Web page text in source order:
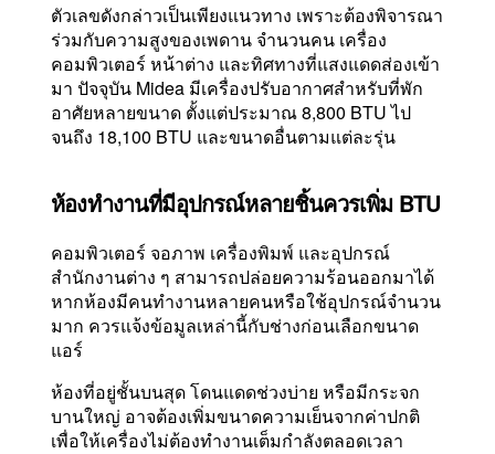
ตัวเลขดังกล่าวเป็นเพียงแนวทาง เพราะต้องพิจารณา
ร่วมกับความสูงของเพดาน จำนวนคน เครื่อง
คอมพิวเตอร์ หน้าต่าง และทิศทางที่แสงแดดส่องเข้า
มา ปัจจุบัน Midea มีเครื่องปรับอากาศสำหรับที่พัก
อาศัยหลายขนาด ตั้งแต่ประมาณ 8,800 BTU ไป
จนถึง 18,100 BTU และขนาดอื่นตามแต่ละรุ่น
ห้องทำงานที่มีอุปกรณ์หลายชิ้นควรเพิ่ม BTU
คอมพิวเตอร์ จอภาพ เครื่องพิมพ์ และอุปกรณ์
สำนักงานต่าง ๆ สามารถปล่อยความร้อนออกมาได้
หากห้องมีคนทำงานหลายคนหรือใช้อุปกรณ์จำนวน
มาก ควรแจ้งข้อมูลเหล่านี้กับช่างก่อนเลือกขนาด
แอร์
ห้องที่อยู่ชั้นบนสุด โดนแดดช่วงบ่าย หรือมีกระจก
บานใหญ่ อาจต้องเพิ่มขนาดความเย็นจากค่าปกติ
เพื่อให้เครื่องไม่ต้องทำงานเต็มกำลังตลอดเวลา